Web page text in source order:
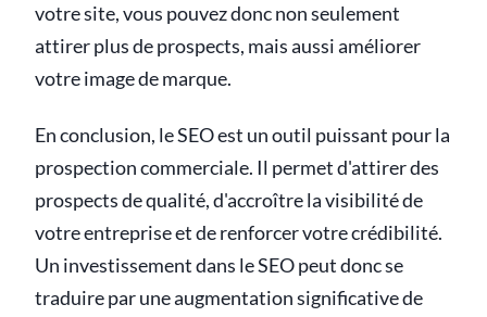
votre site, vous pouvez donc non seulement
attirer plus de prospects, mais aussi améliorer
votre image de marque.
En conclusion, le SEO est un outil puissant pour la
prospection commerciale. Il permet d'attirer des
prospects de qualité, d'accroître la visibilité de
votre entreprise et de renforcer votre crédibilité.
Un investissement dans le SEO peut donc se
traduire par une augmentation significative de